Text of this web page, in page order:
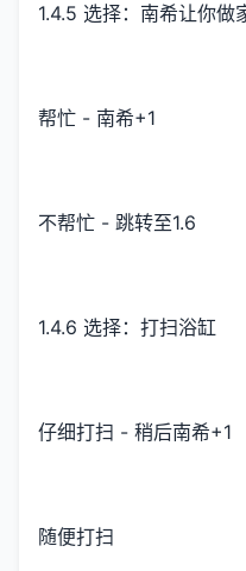
1.4.5 选择：南希让你做
帮忙 - 南希+1
不帮忙 - 跳转至1.6
1.4.6 选择：打扫浴缸
仔细打扫 - 稍后南希+1
随便打扫